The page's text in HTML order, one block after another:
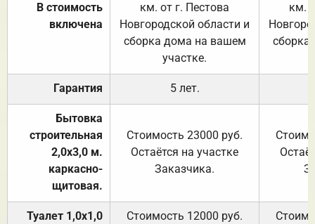
В стоимость
включена
км. от г. Пестова
Новгородской области и
сборка дома на вашем
участке.
км.
Гарантия 5 лет.
Бытовка
строительная
2,0х3,0 м.
каркасно-
щитовая.
Стоимость 23000 руб.
Остаётся на участке
Заказчика.
Туалет 1,0х1,0
Стоимость 12000 руб.